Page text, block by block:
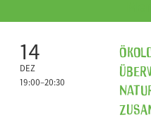
14
DEZ
19:00–20:30